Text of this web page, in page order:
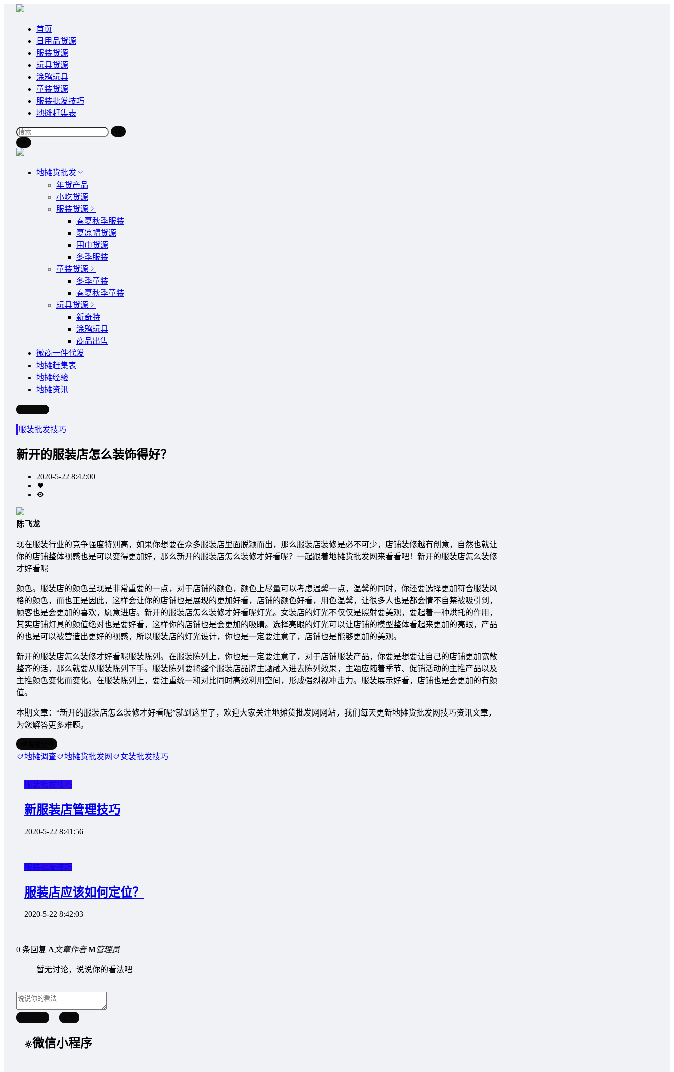
首页
日用品货源
服装货源
玩具货源
涂鸦玩具
童装货源
服装批发技巧
地摊赶集表
地摊货批发
年货产品
小吃货源
服装货源
春夏秋季服装
夏凉帽货源
围巾货源
冬季服装
童装货源
冬季童装
春夏秋季童装
玩具货源
新奇特
涂鸦玩具
商品出售
微商一件代发
地摊赶集表
地摊经验
地摊资讯
写文章
服装批发技巧
新开的服装店怎么装饰得好？
2020-5-22 8:42:00
陈飞龙
现在服装行业的竞争强度特别高，如果你想要在众多服装店里面脱颖而出，那么服装店装修是必不可少，店铺装修越有创意，自然也就让
你的店铺整体视感也是可以变得更加好，那么新开的服装店怎么装修才好看呢？一起跟着地摊货批发网来看看吧！新开的服装店怎么装修
才好看呢
颜色。服装店的颜色呈现是非常重要的一点，对于店铺的颜色，颜色上尽量可以考虑温馨一点，温馨的同时，你还要选择更加符合服装风
格的颜色，而也正是因此，这样会让你的店铺也是展现的更加好看，店铺的颜色好看，用色温馨，让很多人也是都会情不自禁被吸引到，
顾客也是会更加的喜欢，愿意进店。新开的服装店怎么装修才好看呢灯光。女装店的灯光不仅仅是照射要美观，要起着一种烘托的作用，
其实店铺灯具的颜值绝对也是要好看，这样你的店铺也是会更加的吸睛。选择亮眼的灯光可以让店铺的模型整体看起来更加的亮眼，产品
的也是可以被营造出更好的视感，所以服装店的灯光设计，你也是一定要注意了，店铺也是能够更加的美观。
新开的服装店怎么装修才好看呢服装陈列。在服装陈列上，你也是一定要注意了，对于店铺服装产品，你要是想要让自己的店铺更加宽敞
整齐的话，那么就要从服装陈列下手。服装陈列要将整个服装店品牌主题融入进去陈列效果，主题应随着季节、促销活动的主推产品以及
主推颜色变化而变化。在服装陈列上，要注重统一和对比同时高效利用空间，形成强烈视冲击力。服装展示好看，店铺也是会更加的有颜
值。
本期文章：“新开的服装店怎么装修才好看呢”就到这里了，欢迎大家关注地摊货批发网网站，我们每天更新地摊货批发网技巧资讯文章，
为您解答更多难题。
地摊调查 地摊货批发网 女装批发技巧
服装批发技巧
新服装店管理技巧
2020-5-22 8:41:56
服装批发技巧
服装店应该如何定位？
2020-5-22 8:42:03
0 条回复 A文章作者 M管理员
暂无讨论，说说你的看法吧
微信小程序